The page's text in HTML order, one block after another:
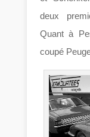
deux
Quant à
coupé